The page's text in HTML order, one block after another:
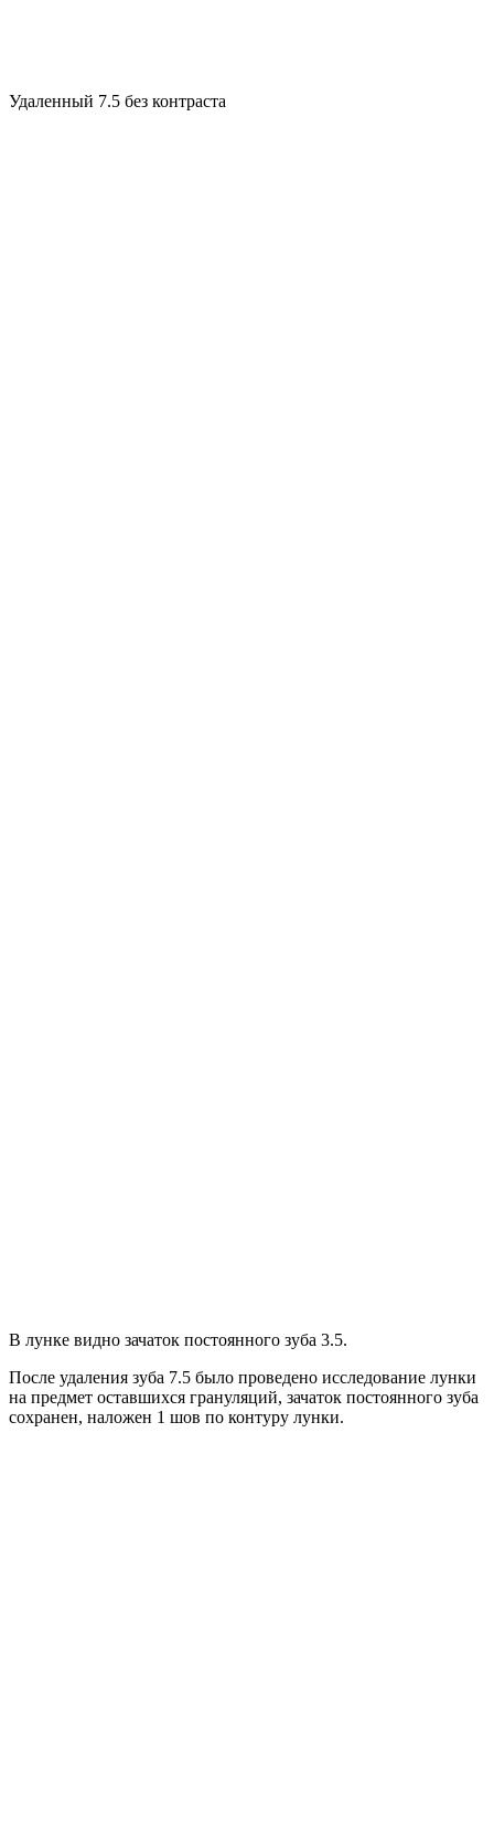
Удаленный 7.5 без контраста
В лунке видно зачаток постоянного зуба 3.5.
После удаления зуба 7.5 было проведено исследование лунки
на предмет оставшихся грануляций, зачаток постоянного зуба
сохранен, наложен 1 шов по контуру лунки.